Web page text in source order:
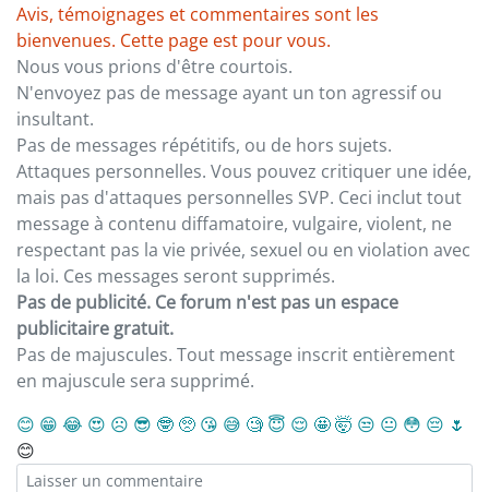
Avis, témoignages et commentaires sont les
bienvenues. Cette page est pour vous.
Nous vous prions d'être courtois.
N'envoyez pas de message ayant un ton agressif ou
insultant.
Pas de messages répétitifs, ou de hors sujets.
Attaques personnelles. Vous pouvez critiquer une idée,
mais pas d'attaques personnelles SVP. Ceci inclut tout
message à contenu diffamatoire, vulgaire, violent, ne
respectant pas la vie privée, sexuel ou en violation avec
la loi. Ces messages seront supprimés.
Pas de publicité. Ce forum n'est pas un espace
publicitaire gratuit.
Pas de majuscules. Tout message inscrit entièrement
en majuscule sera supprimé.
😊 😁 😂 😍 ☹️ 😎 🤓 🥺 😘 😅 🧐 😇 😌 🤩🤯 😒 😐 😳 😔 🌷
😊